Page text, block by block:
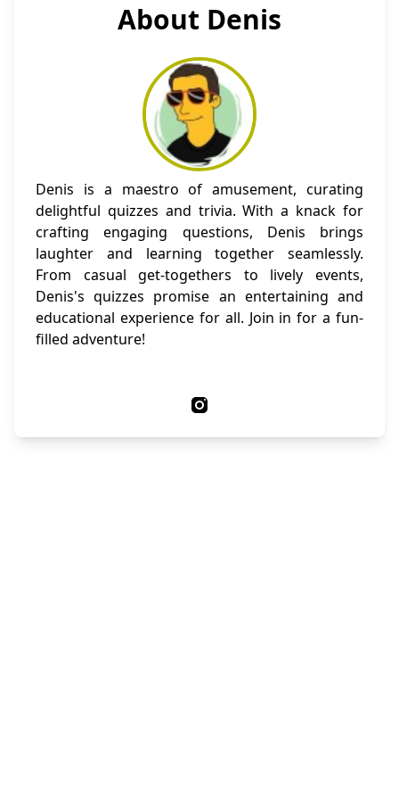
About Denis
Denis is a maestro of amusement, curating
delightful quizzes and trivia. With a knack for
crafting engaging questions, Denis brings
laughter and learning together seamlessly.
From casual get-togethers to lively events,
Denis's quizzes promise an entertaining and
educational experience for all. Join in for a fun-
filled adventure!